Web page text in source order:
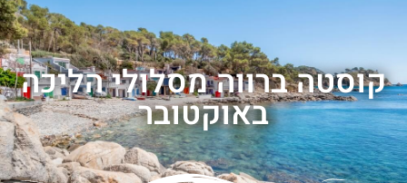
קוסטה ברווה מסלולי הליכה
באוקטובר